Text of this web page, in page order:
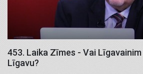
453. Laika Zīmes - Vai
Līgavu?